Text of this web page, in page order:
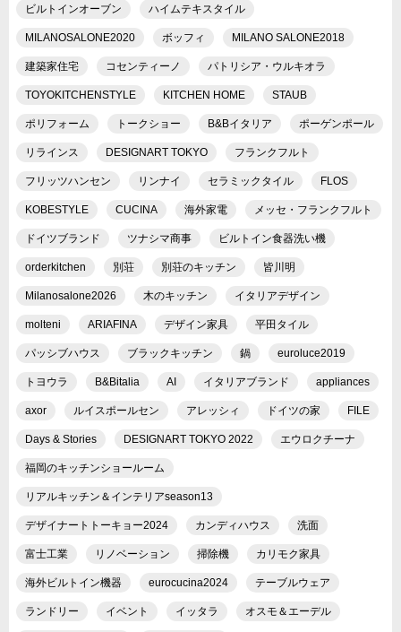
ビルトインオーブン ハイムテキスタイル
MILANOSALONE2020 ボッフィ MILANO SALONE2018
建築家住宅 コセンティーノ パトリシア・ウルキオラ
TOYOKITCHENSTYLE KITCHEN HOME STAUB
ポリフォーム トークショー B&Bイタリア ポーゲンポール
リラインス DESIGNART TOKYO フランクフルト
フリッツハンセン リンナイ セラミックタイル FLOS
KOBESTYLE CUCINA 海外家電 メッセ・フランクフルト
ドイツブランド ツナシマ商事 ビルトイン食器洗い機
orderkitchen 別荘 別荘のキッチン 皆川明
Milanosalone2026 木のキッチン イタリアデザイン
molteni ARIAFINA デザイン家具 平田タイル
パッシブハウス ブラックキッチン 鍋 euroluce2019
トヨウラ B&Bitalia AI イタリアブランド appliances
axor ルイスポールセン アレッシィ ドイツの家 FILE
Days & Stories DESIGNART TOKYO 2022 エウロクチーナ
福岡のキッチンショールーム
リアルキッチン＆インテリアseason13
デザイナートトーキョー2024 カンディハウス 洗面
富士工業 リノベーション 掃除機 カリモク家具
海外ビルトイン機器 eurocucina2024 テーブルウェア
ランドリー イベント イッタラ オスモ＆エーデル